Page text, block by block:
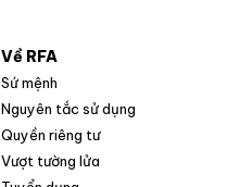
Về RFA
Sứ mệnh
Nguyên tắc sử dụng
Quyền riêng tư
Vượt tường lửa